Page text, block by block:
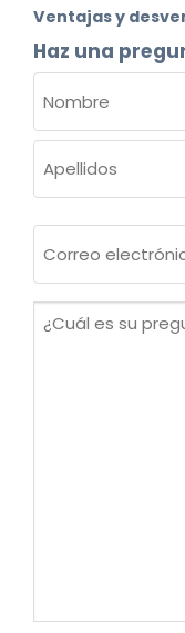
Ventajas y
Haz una
(OBLIGATORIO)
Nombre
electrónico
¿Cuál